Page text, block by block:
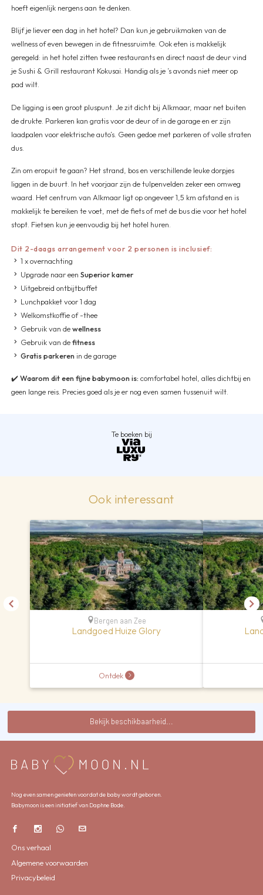
hoeft eigenlijk nergens aan te denken.
Blijf je liever een dag in het hotel? Dan kun je gebruikmaken van de
wellness of even bewegen in de fitnessruimte. Ook eten is makkelijk
geregeld: in het hotel zitten twee restaurants en direct naast de deur vind
je Sushi & Grill restaurant Kokusai. Handig als je ’s avonds niet meer op
pad wilt.
De ligging is een groot pluspunt. Je zit dicht bij Alkmaar, maar net buiten
de drukte. Parkeren kan gratis voor de deur of in de garage en er zijn
laadpalen voor elektrische auto’s. Geen gedoe met parkeren of volle straten
dus.
Zin om eropuit te gaan? Het strand, bos en verschillende leuke dorpjes
liggen in de buurt. In het voorjaar zijn de tulpenvelden zeker een omweg
waard. Het centrum van Alkmaar ligt op ongeveer 1,5 km afstand en is
makkelijk te bereiken te voet, met de fiets of met de bus die voor het hotel
stopt. Fietsen kun je eenvoudig bij het hotel huren.
Dit 2-daags arrangement voor 2 personen is inclusief:
1 x overnachting
Upgrade naar een Superior kamer
Uitgebreid ontbijtbuffet
Lunchpakket voor 1 dag
Welkomstkoffie of -thee
Gebruik van dewellness
Gebruik van defitness
Gratis parkerenin de garage
✔️Waarom dit een fijne babymoon is: comfortabel hotel, alles dichtbij en
geen lange reis. Precies goed als je er nog even samen tussenuit wilt.
Te boeken bij
Ook interessant
Bergen aan Zee
Landgoed Huize Glory
Ontdek
Bekijk beschikbaarheid...
Nog even samen genieten voordat de baby wordt geboren.
Babymoon is een initiatief van Daphne Bode.
Ons verhaal
Algemene voorwaarden
Privacybeleid